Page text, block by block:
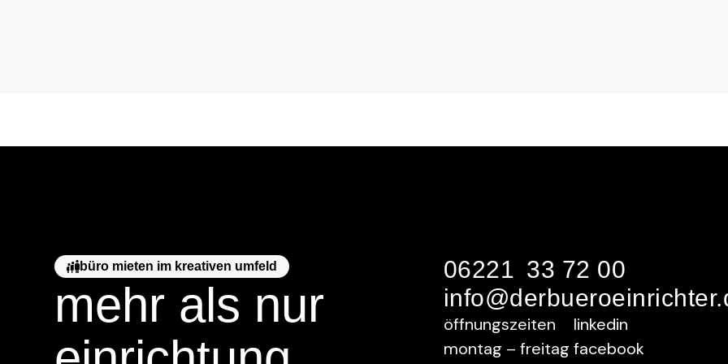
büro mieten im kreativen umfeld
mehr als nur
06221 33 72 00
öffnungszeiten
montag – freitag
linkedin
facebook